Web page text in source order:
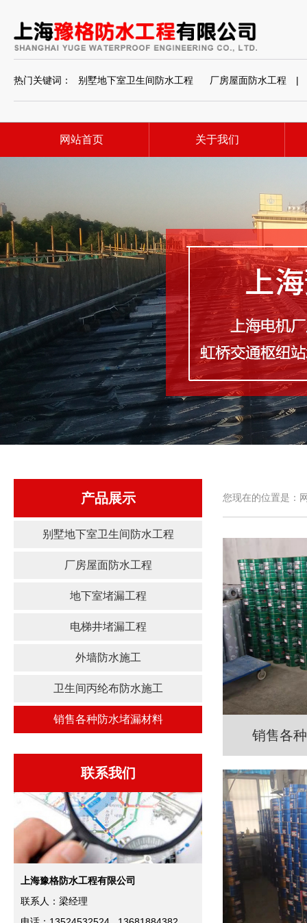
热门关键词： 别墅地下室卫生间防水工程 厂房屋面防水工程 |
网站首页 关于我们
产品展示
别墅地下室卫生间防水工程
厂房屋面防水工程
地下室堵漏工程
电梯井堵漏工程
外墙防水施工
卫生间丙纶布防水施工
销售各种防水堵漏材料
联系我们
上海豫格防水工程有限公司
联系人：梁经理
您现在的位置是：
销售各